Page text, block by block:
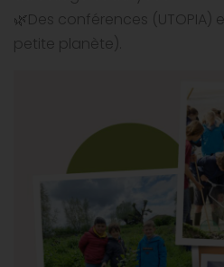
🌿Des conférences (UTOPIA)
petite planète).